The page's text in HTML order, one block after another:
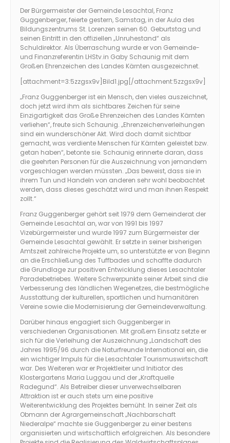
Der Bürgermeister der Gemeinde Lesachtal, Franz
Guggenberger, feierte gestern, Samstag, in der Aula des
Bildungszentrums St. Lorenzen seinen 60. Geburtstag und
seinen Eintritt in den offiziellen „Unruhestand“ als
Schuldirektor. Als Überraschung wurde er von Gemeinde-
und Finanzreferentin LHStv.in Gaby Schaunig mit dem
Großen Ehrenzeichen des Landes Kärnten ausgezeichnet.
[attachment=3:5zzgsx9v] Bild1.jpg [/attachment:5zzgsx9v]
„Franz Guggenberger ist ein Mensch, den vieles auszeichnet,
doch jetzt wird ihm als sichtbares Zeichen für seine
Einzigartigkeit das Große Ehrenzeichen des Landes Kärnten
verliehen“, freute sich Schaunig. „Ehrenzeichenverleihungen
sind ein wunderschöner Akt. Wird doch damit sichtbar
gemacht, was verdiente Menschen für Kärnten geleistet bzw.
getan haben“, betonte sie. Schaunig erinnerte daran, dass
die geehrten Personen für die Auszeichnung von jemandem
vorgeschlagen werden müssten. „Das beweist, dass sie in
ihrem Tun und Handeln von anderen sehr wohl beobachtet
werden, dass dieses geschätzt wird und man ihnen Respekt
zollt.“
Franz Guggenberger gehört seit 1979 dem Gemeinderat der
Gemeinde Lesachtal an, war von 1991 bis 1997
Vizebürgermeister und wurde 1997 zum Bürgermeister der
Gemeinde Lesachtal gewählt. Er setzte in seiner bisherigen
Amtszeit zahlreiche Projekte um, so unterstützte er von Beginn
an die Erschließung des Tuffbades und schaffte dadurch
die Grundlage zur positiven Entwicklung dieses Lesachtaler
Paradebetriebes. Weitere Schwerpunkte seiner Arbeit sind die
Verbesserung des ländlichen Wegenetzes, die bestmögliche
Ausstattung der kulturellen, sportlichen und humanitären
Vereine sowie die Modernisierung der Gemeindeverwaltung.
Darüber hinaus engagiert sich Guggenberger in
verschiedenen Organisationen. Mit großem Einsatz setzte er
sich für die Verleihung der Auszeichnung „Landschaft des
Jahres 1995/96 durch die Naturfreunde International ein, die
ein wichtiger Impuls für die Lesachtaler Tourismuswirtschaft
war. Des Weiteren war er Projektleiter und Initiator des
Klostergartens Maria Luggau und der „Kraftquelle
Radegund“. Als Betreiber dieser unverwechselbaren
Attraktion ist er auch stets um eine positive
Weiterentwicklung des Projektes bemüht. In seiner Zeit als
Obmann der Agrargemeinschaft „Nachbarschaft
Niederalpe“ machte sie Guggenberger zu einer bestens
organisierten und wirtschaftlich erfolgreichen. Als besondere